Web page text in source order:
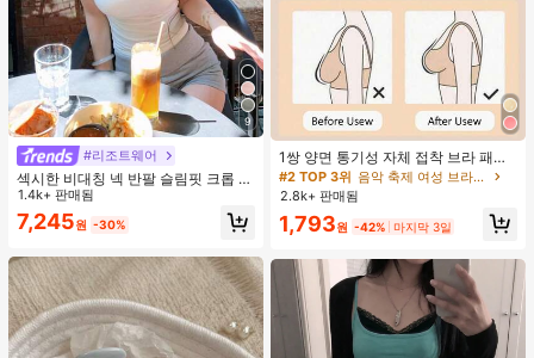
9
#리조트웨어
섹시한 비대칭 넥 반팔 슬림핏 크롭 탑
화이트 여름
1.4k+ 판매됨
7,245원 -30%
1쌍 양면 통기성 자체 접착 브라 패드,
두꺼워진 삼각형 푸쉬업 디자인, 재사
용 가능, 보이지 않는 비키니 브라 삽
입물, 수영에 적합
#2 TOP 3위
음악 축제 여성 브라 액세서리
2.8k+ 판매됨
1,793원 -42% 마지막 3일